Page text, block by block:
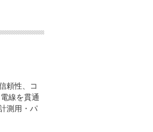
頼性、コ
線を貫通
測用・パ